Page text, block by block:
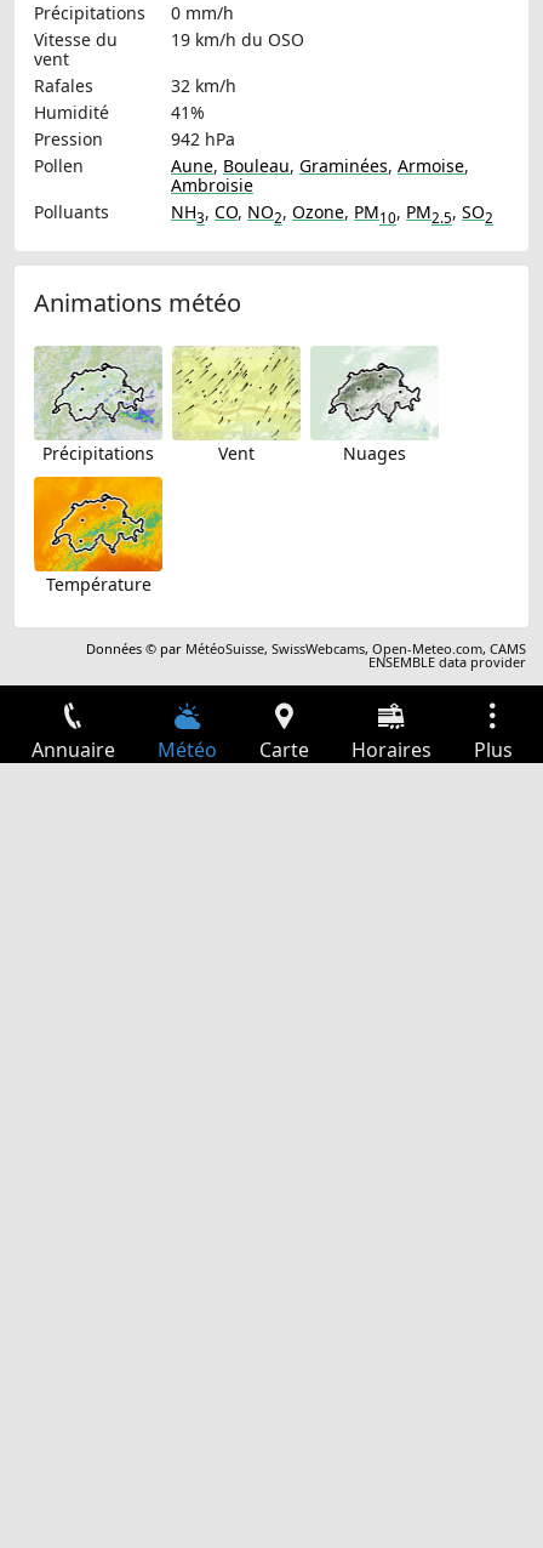
Précipitations
0 mm/h
Vitesse du
vent
19 km/h du OSO
Rafales
32 km/h
Humidité
41%
Pression
942 hPa
Pollen
Aune, Bouleau, Graminées, Armoise,
Ambroisie
Polluants
NH3, CO, NO2, Ozone, PM10, PM2.5, SO2
Animations météo
Précipitations Vent Nuages
Température
Données © par MétéoSuisse,SwissWebcams,Open-Meteo.com,CAMS
ENSEMBLE data provider
Annuaire Météo Carte Horaires Plus